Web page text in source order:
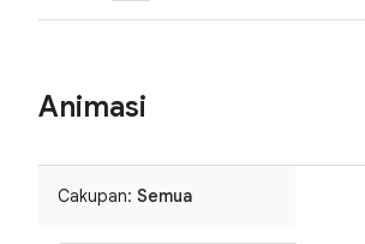
Animasi
Cakupan: Semua